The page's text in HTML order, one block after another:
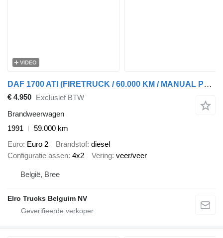
VIDEO
DAF 1700 ATI (FIRETRUCK / 60.000 KM / MANUAL PUMP / POMPE MANUELLE)
€ 4.950 Exclusief BTW
Brandweerwagen
1991
59.000 km
Euro Euro 2 Brandstof diesel
Configuratie assen 4x2 Vering veer/veer
België, Bree
Elro Trucks Belguim NV